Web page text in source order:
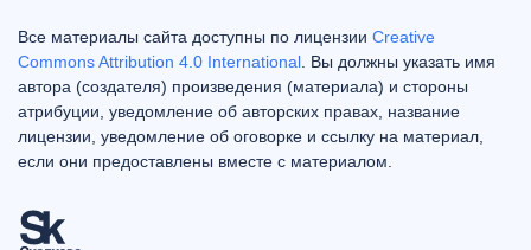
Все материалы сайта доступны по лицензии Creative
Commons Attribution 4.0 International . Вы должны указать имя
автора (создателя) произведения (материала) и стороны
атрибуции, уведомление об авторских правах, название
лицензии, уведомление об оговорке и ссылку на материал,
если они предоставлены вместе с материалом.